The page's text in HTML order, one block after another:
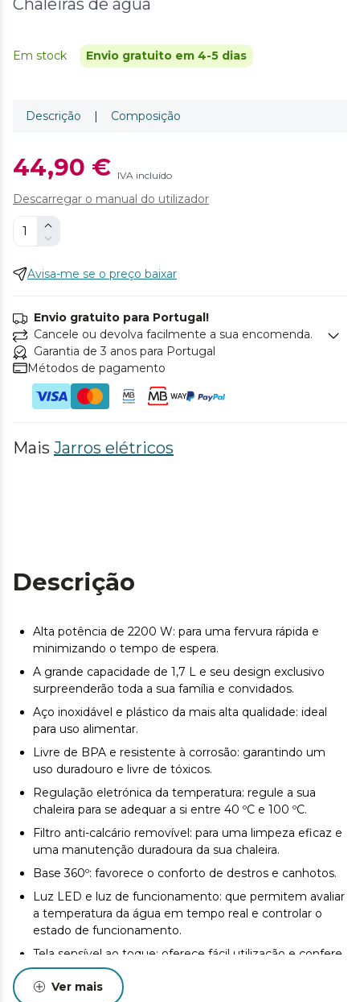
Chaleiras de água
Em stock Envio gratuito em 4-5 dias
Descrição | Composição
44,90 € IVA incluído
Descarregar o manual do utilizador
Avisa-me se o preço baixar
Envio gratuito para Portugal!
Cancele ou devolva facilmente a sua encomenda.
Garantia de 3 anos para Portugal
Métodos de pagamento
Mais Jarros elétricos
Descrição
Alta potência de 2200 W: para uma fervura rápida e
minimizando o tempo de espera.
A grande capacidade de 1,7 L e seu design exclusivo
surpreenderão toda a sua família e convidados.
Aço inoxidável e plástico da mais alta qualidade: ideal
para uso alimentar.
Livre de BPA e resistente à corrosão: garantindo um
uso duradouro e livre de tóxicos.
Regulação eletrónica da temperatura: regule a sua
chaleira para se adequar a si entre 40 ºC e 100 ºC.
Filtro anti-calcário removível: para uma limpeza eficaz e
uma manutenção duradoura da sua chaleira.
Base 360º: favorece o conforto de destros e canhotos.
Luz LED e luz de funcionamento: que permitem avaliar
a temperatura da água em tempo real e controlar o
estado de funcionamento.
Tela sensível ao toque: oferece fácil utilização e confere
à sua chaleira um design elegante e moderno.
Desligamento automático: reforça a segurança e
Ver mais